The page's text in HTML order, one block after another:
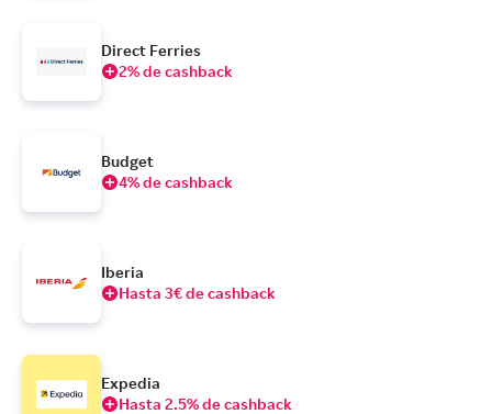
Direct Ferries
2% de cashback
Budget
4% de cashback
Iberia
Hasta 3€ de cashback
Expedia
Hasta 2.5% de cashback